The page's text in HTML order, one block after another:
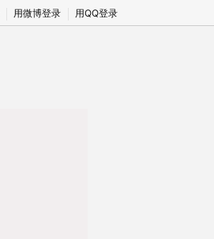
用微博登录 用QQ登录